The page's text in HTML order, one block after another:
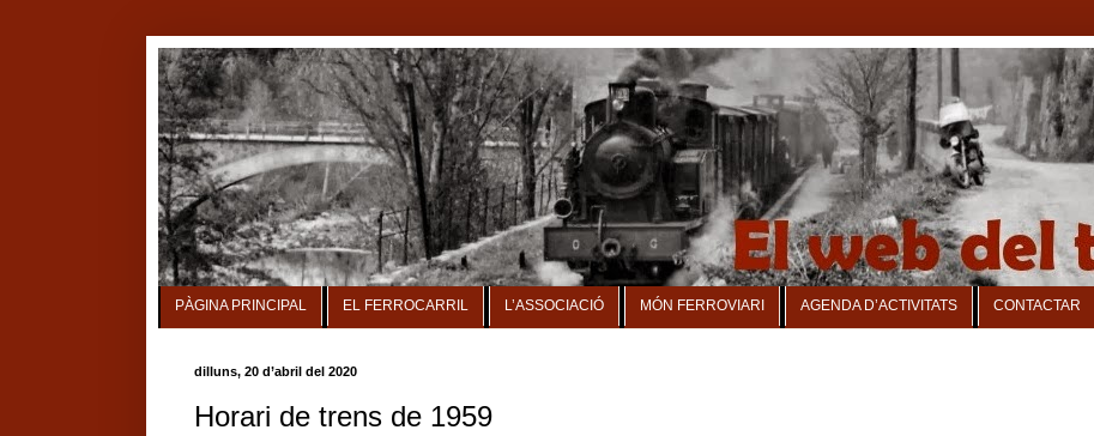
PÀGINA PRINCIPAL EL FERROCARRIL L’ASSOCIACIÓ MÓN FERROVIARI AGENDA D’ACTIVITATS CONTACTAR
dilluns, 20 d’abril del 2020
Horari de trens de 1959